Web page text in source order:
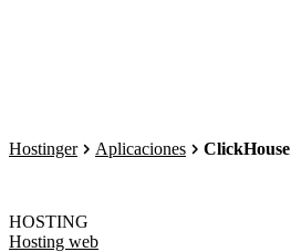
Hostinger Aplicaciones ClickHouse
HOSTING
Hosting web